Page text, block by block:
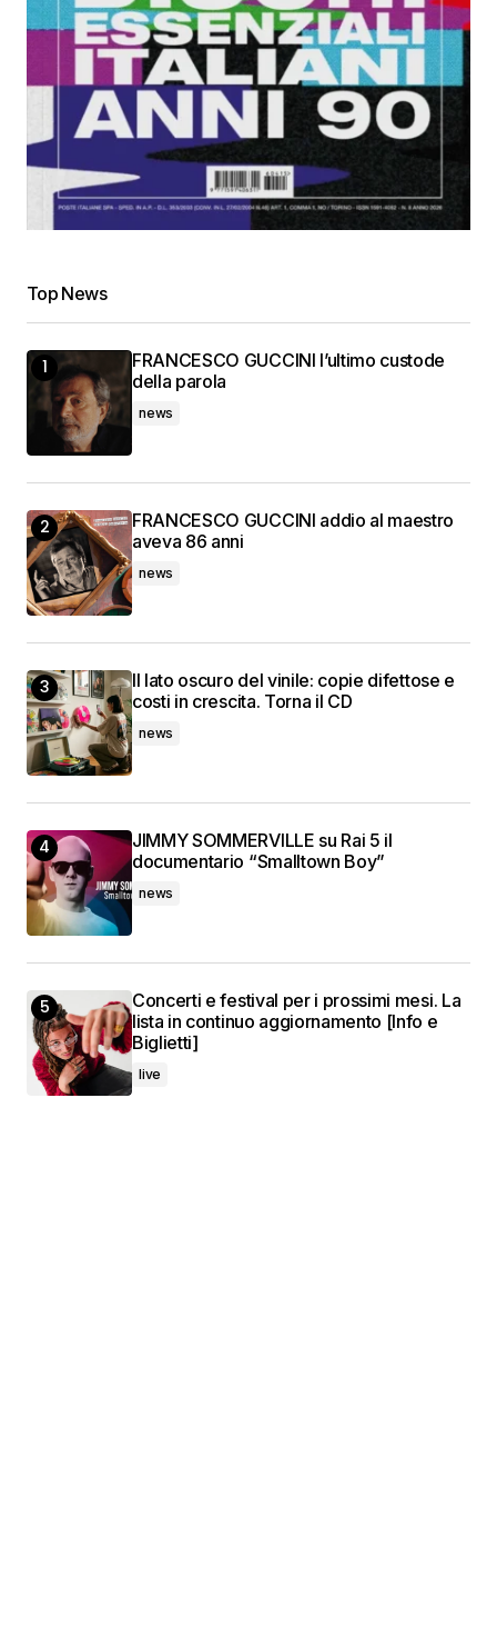
Top News
FRANCESCO GUCCINI l’ultimo custode
della parola
news
FRANCESCO GUCCINI addio al maestro
aveva 86 anni
news
Il lato oscuro del vinile: copie difettose e
costi in crescita. Torna il CD
news
JIMMY SOMMERVILLE su Rai 5 il
documentario “Smalltown Boy”
news
Concerti e festival per i prossimi mesi. La
lista in continuo aggiornamento [Info e
Biglietti]
live